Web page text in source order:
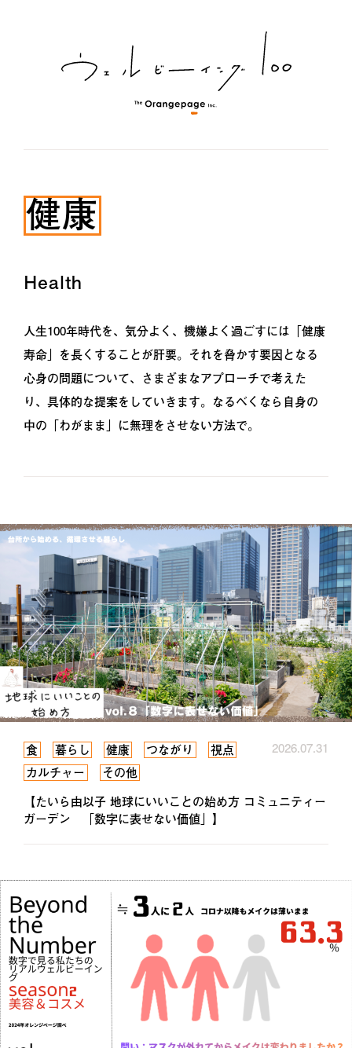
健康
Health
人生100年時代を、気分よく、機嫌よく過ごすには「健康
寿命」を長くすることが肝要。それを脅かす要因となる
心身の問題について、さまざまなアプローチで考えた
り、具体的な提案をしていきます。なるべくなら自身の
中の「わがまま」に無理をさせない方法で。
食 暮らし 健康 つながり
視点
カルチャー
その他
2026.07.31
【たいら由以子 地球にいいことの始め方 コミュニティー
ガーデン 「数字に表せない価値」】